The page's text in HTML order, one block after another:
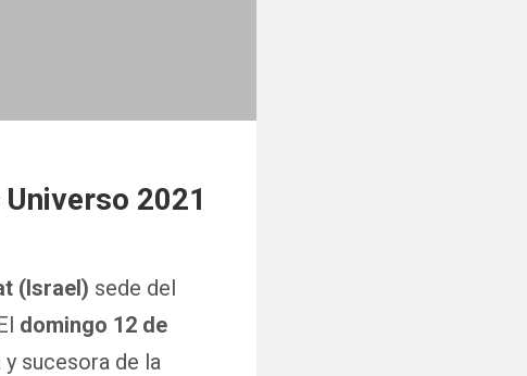
2021
(Israel) sede del
domingo 12 de
sucesora de la